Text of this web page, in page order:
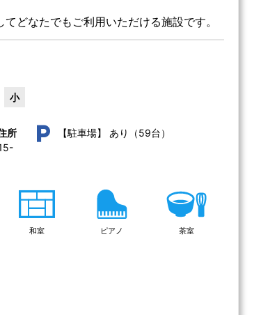
どなたでもご利用いただける施設です。
小
所 【駐車場】 あり（59台）
和室 ピアノ 茶室